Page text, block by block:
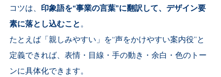
コツは、 印象語を“事業の言葉”に翻訳して、デザイン要
素に落とし込むこと。
たとえば「親しみやすい」を“声をかけやすい案内役”と
定義できれば、表情・目線・手の動き・余白・色のトー
ンに具体化できます。